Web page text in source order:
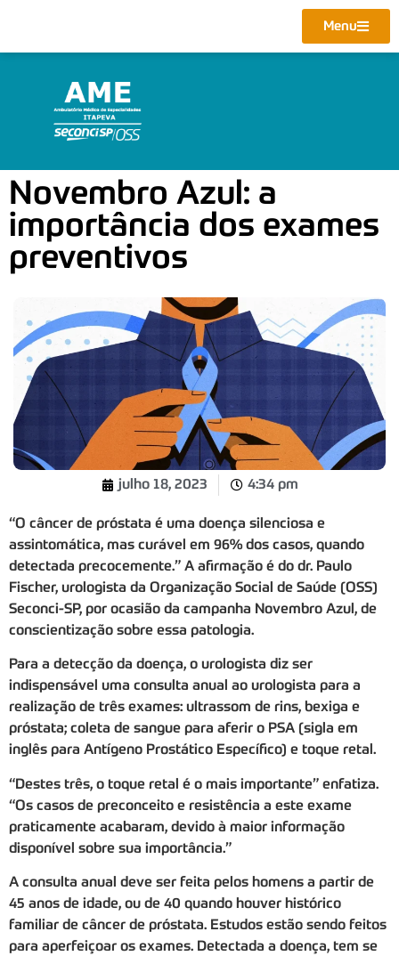
Menu
Novembro Azul: a
importância dos exames
preventivos
julho 18, 2023 4:34 pm
“O câncer de próstata é uma doença silenciosa e
assintomática, mas curável em 96% dos casos, quando
detectada precocemente.” A afirmação é do dr. Paulo
Fischer, urologista da Organização Social de Saúde (OSS)
Seconci-SP, por ocasião da campanha Novembro Azul, de
conscientização sobre essa patologia.
Para a detecção da doença, o urologista diz ser
indispensável uma consulta anual ao urologista para a
realização de três exames: ultrassom de rins, bexiga e
próstata; coleta de sangue para aferir o PSA (sigla em
inglês para Antígeno Prostático Específico) e toque retal.
“Destes três, o toque retal é o mais importante” enfatiza.
“Os casos de preconceito e resistência a este exame
praticamente acabaram, devido à maior informação
disponível sobre sua importância.”
A consulta anual deve ser feita pelos homens a partir de
45 anos de idade, ou de 40 quando houver histórico
familiar de câncer de próstata. Estudos estão sendo feitos
para aperfeiçoar os exames. Detectada a doença, tem se